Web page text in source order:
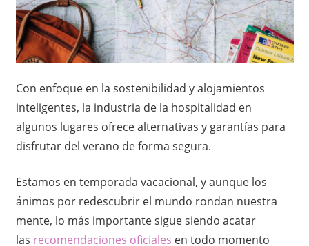
x
i
c
o
N
o
o
,
i
n
f
r
m
a
i
ó
Con enfoque en la sostenibilidad y alojamientos
inteligentes, la industria de la hospitalidad en
algunos lugares ofrece alternativas y garantías para
disfrutar del verano de forma segura.
Estamos en temporada vacacional, y aunque los
ánimos por redescubrir el mundo rondan nuestra
mente, lo más importante sigue siendo acatar
las recomendaciones oficiales en todo momento